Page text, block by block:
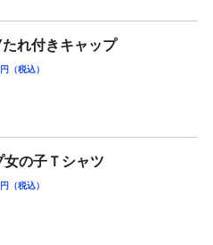
れ付きキャップ
円（税込）
女の子Ｔシャツ
円（税込）